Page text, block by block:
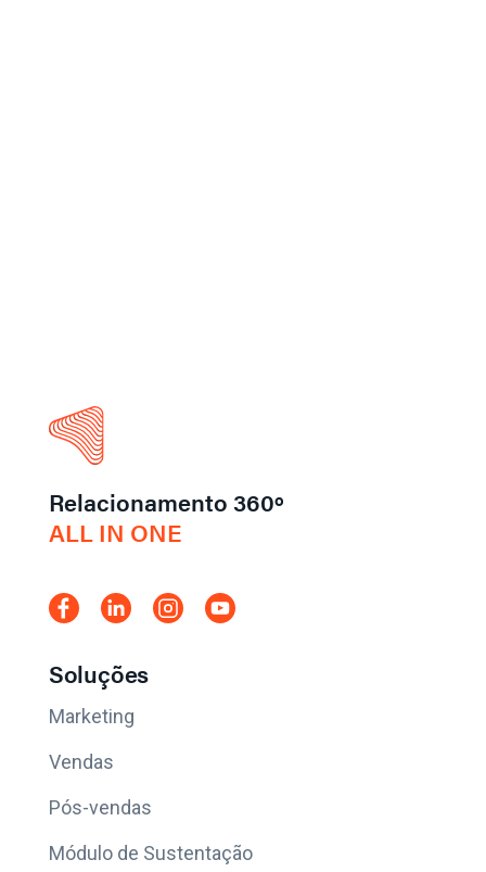
Relacionamento 360º
ALL IN ONE
Soluções
Marketing
Vendas
Pós-vendas
Módulo de Sustentação